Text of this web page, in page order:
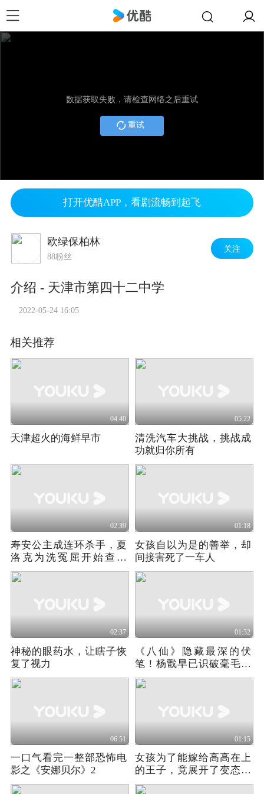
数据获取失败，请检查网络之后重试
重试
打开优酷APP，看剧流畅到起飞
欧绿保柏林
88粉丝
关注
介绍 - 天津市第四十二中学
2022-05-24 16:05
相关推荐
04:40
天津超火的海鲜早市
05:22
清洗汽车大挑战，挑战成
功就归你所有
02:39
寿安公主成连环杀手，夏
洛克为洗冤屈开始查案
《青年夏洛克》02
01:18
女孩自以为是的善举，却
间接害死了一车人
02:37
神秘的眼药水，让瞎子恢
复了视力
01:32
《八仙》隐藏最深的伏
笔！杨戬早已识破毫毛，
联手大圣扶持八仙
06:51
一口气看完一整部恐怖电
影之《安娜贝尔》2
01:15
女孩为了能嫁给高高在上
的王子，竟展开了变态的
改造